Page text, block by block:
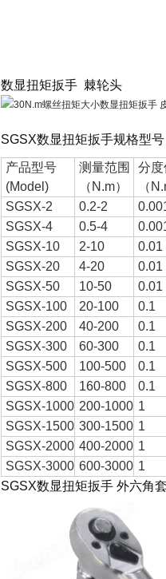
数显扭矩扳手 棘轮头
SGSX数显扭矩扳手规格型号
产品型号
(Model)
测量范围
（N.m）
分度
（
SGSX-2
0.2-2
SGSX-4
0.5-4
SGSX-10
2-10
0.01
SGSX-20
4-20
0.01
SGSX-50
10-50
0.01
SGSX-100
20-100
0.1
SGSX-200
40-200
0.1
SGSX-300
60-300
0.1
SGSX-500
100-500
0.1
SGSX-800
160-800
0.1
SGSX-1000 200-1000 1
SGSX-1500 300-1500 1
SGSX-2000 400-2000 1
SGSX-3000 600-3000 1
SGSX数显扭矩扳手 外六角